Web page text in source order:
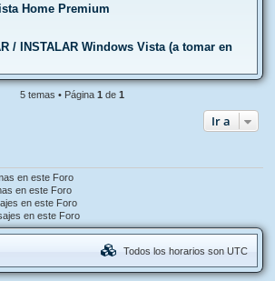
Home Premium
/ INSTALAR Windows Vista (a tomar en
5 temas • Página 1 de 1
Ir a
en este Foro
en este Foro
en este Foro
en este Foro
Todos los horarios son UTC